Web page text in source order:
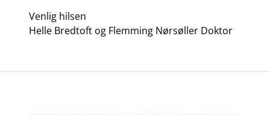
Venlig hilsen
Helle Bredtoft og Flemming Nørsøller Doktor